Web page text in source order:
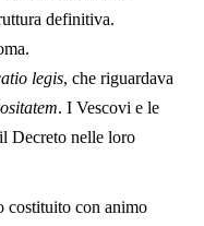
definitiva.
legis, che riguardava
. I Vescovi e le
Decreto nelle loro
costituito con animo